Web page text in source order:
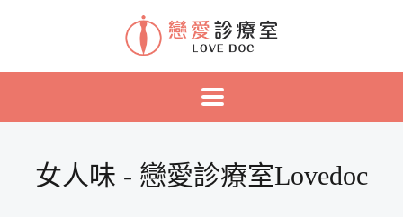
女人味 - 戀愛診療室Lovedoc